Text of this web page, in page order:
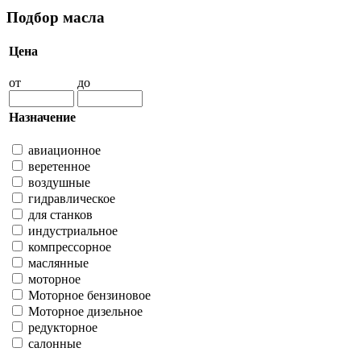
Подбор масла
Цена
от до
Назначение
авиационное
веретенное
воздушные
гидравлическое
для станков
индустриальное
компрессорное
маслянные
моторное
Моторное бензиновое
Моторное дизельное
редукторное
салонные